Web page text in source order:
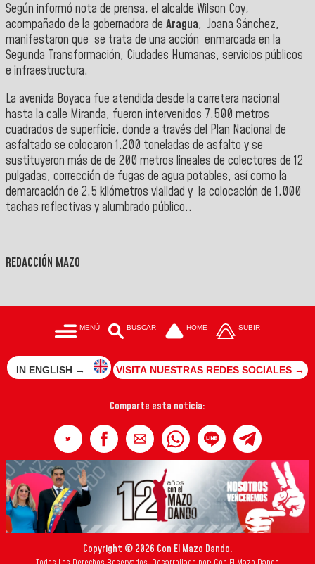
Según informó nota de prensa, el alcalde Wilson Coy,
acompañado de la gobernadora de Aragua, Joana Sánchez,
manifestaron que se trata de una acción enmarcada en la
Segunda Transformación, Ciudades Humanas, servicios públicos
e infraestructura.
La avenida Boyaca fue atendida desde la carretera nacional
hasta la calle Miranda, fueron intervenidos 7.500 metros
cuadrados de superficie, donde a través del Plan Nacional de
asfaltado se colocaron 1.200 toneladas de asfalto y se
sustituyeron más de de 200 metros lineales de colectores de 12
pulgadas, corrección de fugas de agua potables, así como la
demarcación de 2.5 kilómetros vialidad y la colocación de 1.000
tachas reflectivas y alumbrado público..
REDACCIÓN MAZO
MENÚ BUSCAR HOME SUBIR
IN ENGLISH → VISITA NUESTRAS REDES SOCIALES →
Comparte esta noticia:
Copyright © 2026 Con El Mazo Dando.